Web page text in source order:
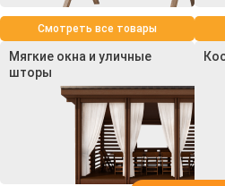
Смотреть все товары
Мягкие окна и уличные
шторы